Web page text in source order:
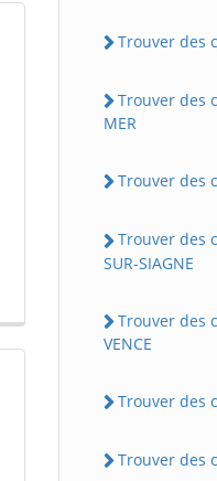
Trouver des
Trouver des
MER
Trouver des
Trouver des
SUR-SIAGNE
Trouver des
VENCE
Trouver des
Trouver des